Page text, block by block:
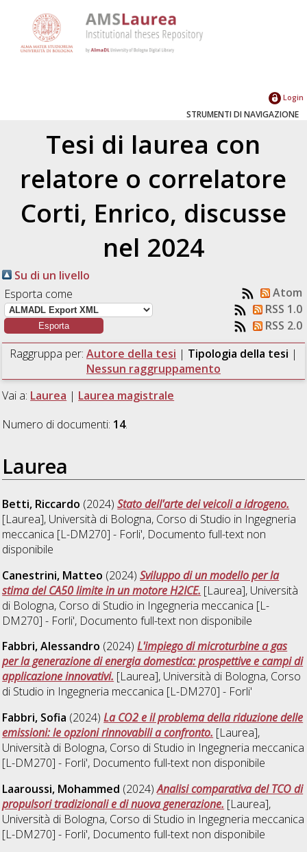
Login
STRUMENTI DI NAVIGAZIONE
Tesi di laurea con
relatore o correlatore
Corti, Enrico, discusse
nel 2024
Su di un livello
Esporta come
Atom
RSS 1.0
RSS 2.0
Raggruppa per: Autore della tesi | Tipologia della tesi |
Nessun raggruppamento
Vai a: Laurea | Laurea magistrale
Numero di documenti: 14.
Laurea
Betti, Riccardo (2024)Stato dell'arte dei veicoli a idrogeno.
[Laurea], Università di Bologna, Corso di Studio in Ingegneria
meccanica [L-DM270] - Forli', Documento full-text non
disponibile
Canestrini, Matteo (2024)Sviluppo di un modello per la
stima del CA50 limite in un motore H2ICE. [Laurea], Università
di Bologna, Corso di Studio in Ingegneria meccanica [L-
DM270] - Forli', Documento full-text non disponibile
Fabbri, Alessandro (2024)L'impiego di microturbine a gas
per la generazione di energia domestica: prospettive e campi di
applicazione innovativi. [Laurea], Università di Bologna, Corso
di Studio in Ingegneria meccanica [L-DM270] - Forli'
Fabbri, Sofia (2024)La CO2 e il problema della riduzione delle
emissioni: le opzioni rinnovabili a confronto. [Laurea],
Università di Bologna, Corso di Studio in Ingegneria meccanica
[L-DM270] - Forli', Documento full-text non disponibile
Laaroussi, Mohammed (2024)Analisi comparativa del TCO di
propulsori tradizionali e di nuova generazione. [Laurea],
Università di Bologna, Corso di Studio in Ingegneria meccanica
[L-DM270] - Forli', Documento full-text non disponibile